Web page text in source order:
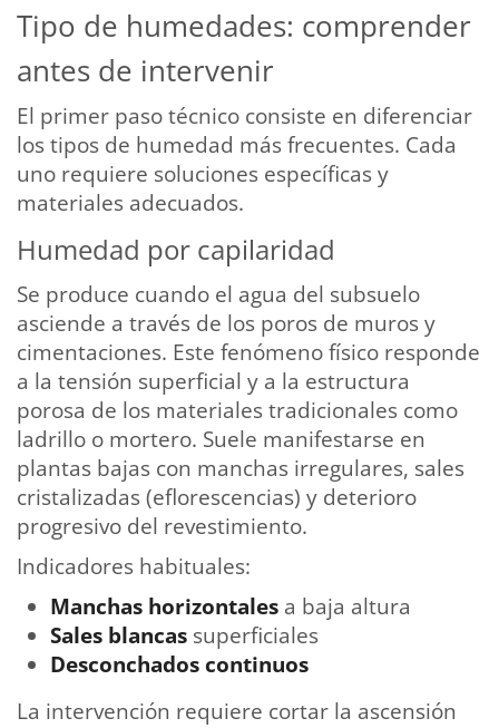
Tipo de humedades: comprender
antes de intervenir
El primer paso técnico consiste en diferenciar
los tipos de humedad más frecuentes. Cada
uno requiere soluciones específicas y
materiales adecuados.
Humedad por capilaridad
Se produce cuando el agua del subsuelo
asciende a través de los poros de muros y
cimentaciones. Este fenómeno físico responde
a la tensión superficial y a la estructura
porosa de los materiales tradicionales como
ladrillo o mortero. Suele manifestarse en
plantas bajas con manchas irregulares, sales
cristalizadas (eflorescencias) y deterioro
progresivo del revestimiento.
Indicadores habituales:
Manchas horizontales a baja altura
Sales blancas superficiales
Desconchados continuos
La intervención requiere cortar la ascensión